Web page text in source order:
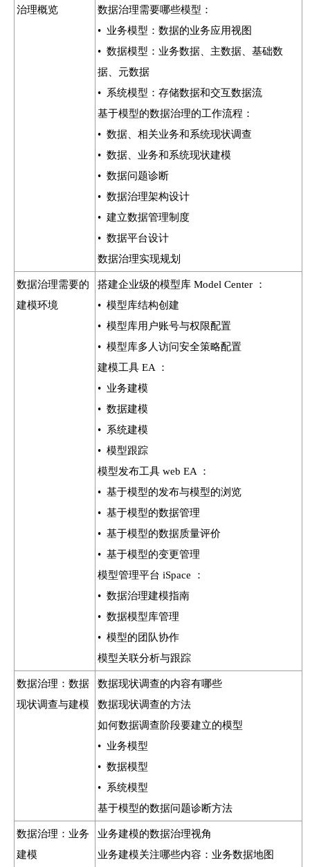
治理概览
数据治理需要哪些模型：
• 业务模型：数据的业务应用视图
• 数据模型：业务数据、主数据、基础数
据、元数据
• 系统模型：存储数据和交互数据流
基于模型的数据治理的工作流程：
• 数据、相关业务和系统现状调查
• 数据、业务和系统现状建模
• 数据问题诊断
• 数据治理架构设计
• 建立数据管理制度
• 数据平台设计
数据治理实现规划
数据治理需要的
建模环境
搭建企业级的模型库 Model Center ：
• 模型库结构创建
• 模型库用户账号与权限配置
• 模型库多人访问安全策略配置
建模工具 EA ：
• 业务建模
• 数据建模
• 系统建模
• 模型跟踪
模型发布工具 web EA ：
• 基于模型的发布与模型的浏览
• 基于模型的数据管理
• 基于模型的数据质量评价
• 基于模型的变更管理
模型管理平台 iSpace ：
• 数据治理建模指南
• 数据模型库管理
• 模型的团队协作
模型关联分析与跟踪
数据治理：数据
现状调查与建模
数据现状调查的内容有哪些
数据现状调查的方法
如何数据调查阶段要建立的模型
• 业务模型
• 数据模型
• 系统模型
基于模型的数据问题诊断方法
数据治理：业务
建模
业务建模的数据治理视角
业务建模关注哪些内容：业务数据地图